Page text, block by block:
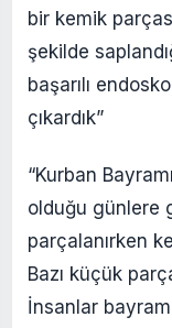
bir kemik
şekilde
başarılı
çıkardık”
“Kurban
olduğu günlere
parçalanırken
Bazı küçük
İnsanlar